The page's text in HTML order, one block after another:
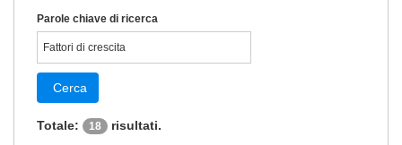
Parole chiave di ricerca
Cerca
Totale: 18 risultati.